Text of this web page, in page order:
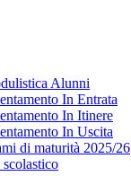
Alunni
In Entrata
In Itinere
In Uscita
di maturità 2025/26
scolastico